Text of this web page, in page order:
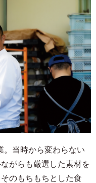
。当時から変わらない
がらも厳選した素材を
のもちもちとした食